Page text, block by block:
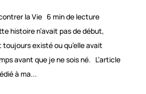
la Vie 6 min de lecture
histoire n’avait pas de début,
toujours existé ou qu’elle avait
avant que je ne sois né. L’article
à ma...